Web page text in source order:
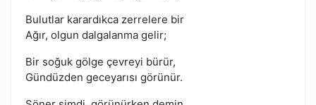
Bulutlar karardıkca zerrelere bir
Ağır, olgun dalgalanma gelir;
Bir soğuk gölge çevreyi bürür,
Gündüzden geceyarısı görünür.